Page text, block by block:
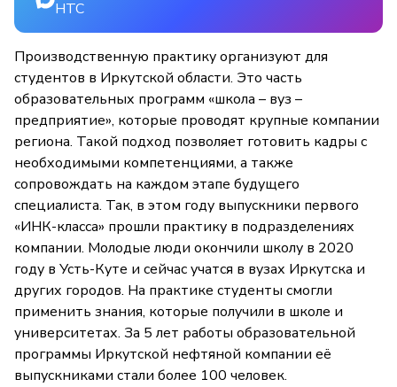
НТС
Производственную практику организуют для
студентов в Иркутской области. Это часть
образовательных программ «школа – вуз –
предприятие», которые проводят крупные компании
региона. Такой подход позволяет готовить кадры с
необходимыми компетенциями, а также
сопровождать на каждом этапе будущего
специалиста. Так, в этом году выпускники первого
«ИНК-класса» прошли практику в подразделениях
компании. Молодые люди окончили школу в 2020
году в Усть-Куте и сейчас учатся в вузах Иркутска и
других городов. На практике студенты смогли
применить знания, которые получили в школе и
университетах. За 5 лет работы образовательной
программы Иркутской нефтяной компании её
выпускниками стали более 100 человек.